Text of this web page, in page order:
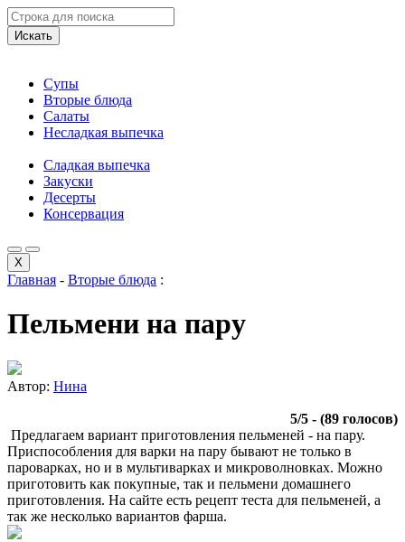
Искать
Супы
Вторые блюда
Салаты
Несладкая выпечка
Сладкая выпечка
Закуски
Десерты
Консервация
X
Главная - Вторые блюда :
Пельмени на пару
Автор: Нина
5/5 - (89 голосов)
Предлагаем вариант приготовления пельменей - на пару.
Приспособления для варки на пару бывают не только в
пароварках, но и в мультиварках и микроволновках. Можно
приготовить как покупные, так и пельмени домашнего
приготовления. На сайте есть рецепт теста для пельменей, а
так же несколько вариантов фарша.